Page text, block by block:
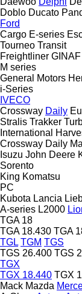
Doblo Ducato
Ford
Cargo E-series
Tourneo Transit
Freightliner GINAF
M series
General Motors
i-Series
IVECO
Crossway Daily
Stralis Trakker
International
Crossway Daily
Isuzu John Deere
Sorento
King Komatsu
PC
Kubota Lancia
A-series L2000
TGA 18
TGA 18.430 TGA
TGL TGM TGS
TGS 26.400 TGS
TGX
TGX 18.440 TGX
Mack Mazda